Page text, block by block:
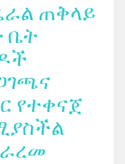
ጠቅላይ
ቤት
የተቀናጀ